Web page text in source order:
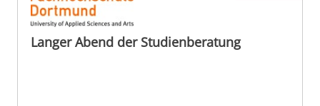
Langer Abend der Studienberatung